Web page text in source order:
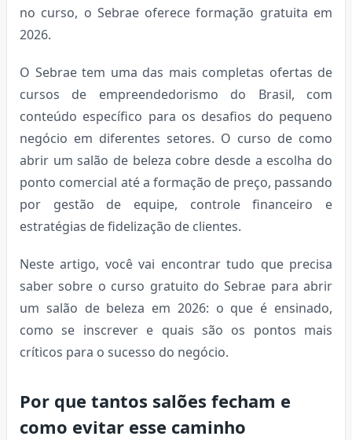
no curso, o Sebrae oferece formação gratuita em
2026.
O Sebrae tem uma das mais completas ofertas de
cursos de empreendedorismo do Brasil, com
conteúdo específico para os desafios do pequeno
negócio em diferentes setores. O curso de como
abrir um salão de beleza cobre desde a escolha do
ponto comercial até a formação de preço, passando
por gestão de equipe, controle financeiro e
estratégias de fidelização de clientes.
Neste artigo, você vai encontrar tudo que precisa
saber sobre o curso gratuito do Sebrae para abrir
um salão de beleza em 2026: o que é ensinado,
como se inscrever e quais são os pontos mais
críticos para o sucesso do negócio.
Por que tantos salões fecham e
como evitar esse caminho